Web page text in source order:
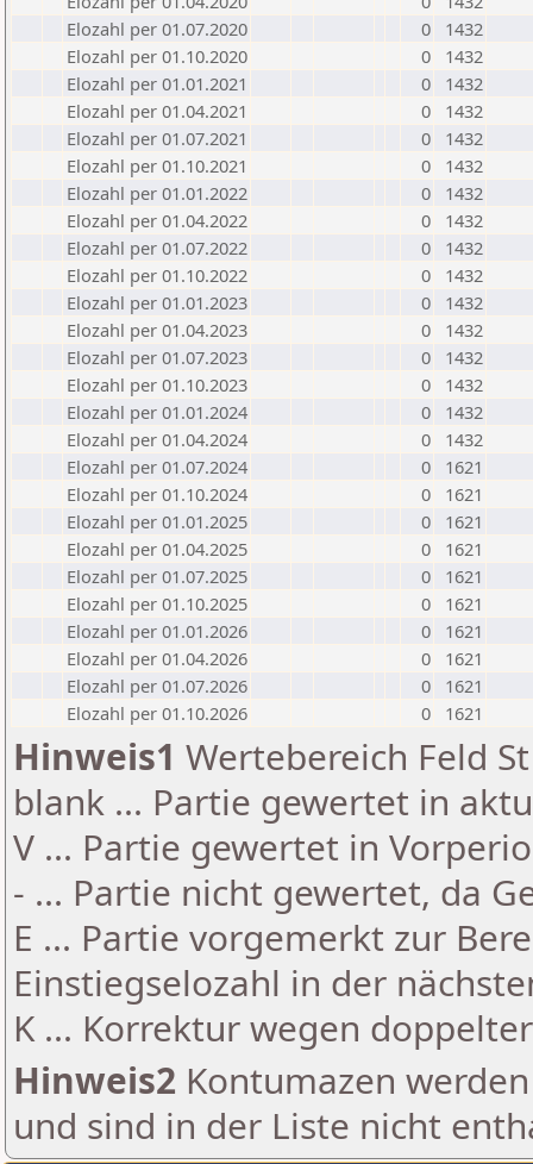
Elozahl per 01.07.2020
0
1432
Elozahl per 01.10.2020
0
1432
Elozahl per 01.01.2021
0
1432
Elozahl per 01.04.2021
0
1432
Elozahl per 01.07.2021
0
1432
Elozahl per 01.10.2021
0
1432
Elozahl per 01.01.2022
0
1432
Elozahl per 01.04.2022
0
1432
Elozahl per 01.07.2022
0
1432
Elozahl per 01.10.2022
0
1432
Elozahl per 01.01.2023
0
1432
Elozahl per 01.04.2023
0
1432
Elozahl per 01.07.2023
0
1432
Elozahl per 01.10.2023
0
1432
Elozahl per 01.01.2024
0
1432
Elozahl per 01.04.2024
0
1432
Elozahl per 01.07.2024
0
1621
Elozahl per 01.10.2024
0
1621
Elozahl per 01.01.2025
0
1621
Elozahl per 01.04.2025
0
1621
Elozahl per 01.07.2025
0
1621
Elozahl per 01.10.2025
0
1621
Elozahl per 01.01.2026
0
1621
Elozahl per 01.04.2026
0
1621
Elozahl per 01.07.2026
0
1621
Elozahl per 01.10.2026
0 1621
Hinweis1 Wertebereich Feld
blank ... Partie gewertet in
V ... Partie gewertet in
- ... Partie nicht gewertet, da
E ... Partie vorgemerkt zur
Einstiegselozahl in der
K ... Korrektur wegen
Hinweis2 Kontumazen
und sind in der Liste nicht